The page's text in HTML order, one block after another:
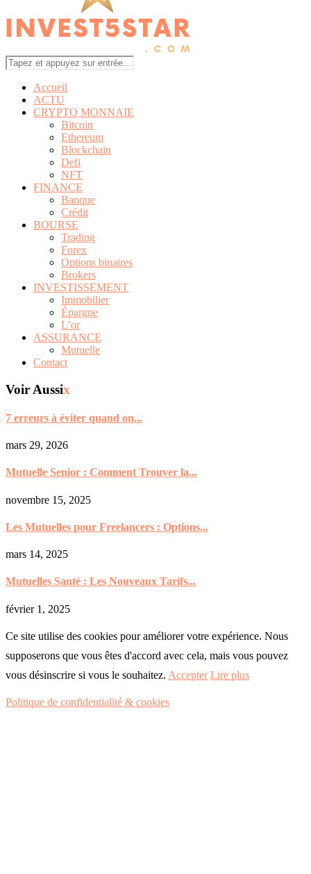
Accueil
ACTU
CRYPTO MONNAIE
Bitcoin
Ethereum
Blockchain
Defi
NFT
FINANCE
Banque
Crédit
BOURSE
Trading
Forex
Options binaires
Brokers
INVESTISSEMENT
Immobilier
Épargne
L’or
ASSURANCE
Mutuelle
Contact
Voir Aussix
7 erreurs à éviter quand on...
mars 29, 2026
Mutuelle Senior : Comment Trouver la...
novembre 15, 2025
Les Mutuelles pour Freelancers : Options...
mars 14, 2025
Mutuelles Santé : Les Nouveaux Tarifs...
février 1, 2025
Ce site utilise des cookies pour améliorer votre expérience. Nous
supposerons que vous êtes d'accord avec cela, mais vous pouvez
vous désinscrire si vous le souhaitez. Accepter Lire plus
Politique de confidentialité & cookies